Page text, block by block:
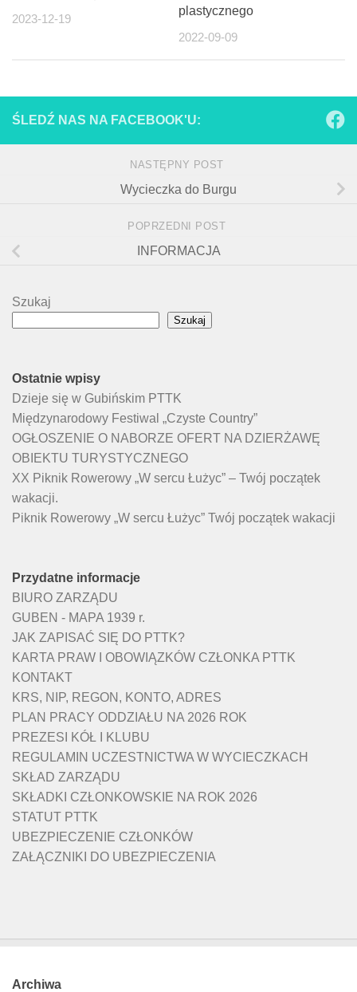
2023-12-19
plastycznego
2022-09-09
ŚLEDŹ NAS NA FACEBOOK'U:
NASTĘPNY POST
Wycieczka do Burgu
POPRZEDNI POST
INFORMACJA
Szukaj
Szukaj
Ostatnie wpisy
Dzieje się w Gubińskim PTTK
Międzynarodowy Festiwal „Czyste Country”
OGŁOSZENIE O NABORZE OFERT NA DZIERŻAWĘ
OBIEKTU TURYSTYCZNEGO
XX Piknik Rowerowy „W sercu Łużyc” – Twój początek
wakacji.
Piknik Rowerowy „W sercu Łużyc” Twój początek wakacji
Przydatne informacje
BIURO ZARZĄDU
GUBEN - MAPA 1939 r.
JAK ZAPISAĆ SIĘ DO PTTK?
KARTA PRAW I OBOWIĄZKÓW CZŁONKA PTTK
KONTAKT
KRS, NIP, REGON, KONTO, ADRES
PLAN PRACY ODDZIAŁU NA 2026 ROK
PREZESI KÓŁ I KLUBU
REGULAMIN UCZESTNICTWA W WYCIECZKACH
SKŁAD ZARZĄDU
SKŁADKI CZŁONKOWSKIE NA ROK 2026
STATUT PTTK
UBEZPIECZENIE CZŁONKÓW
ZAŁĄCZNIKI DO UBEZPIECZENIA
Archiwa